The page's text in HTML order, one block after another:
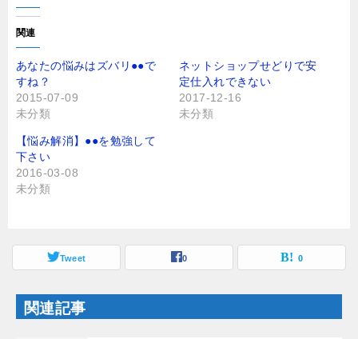
し
て
T
i
t
t
e
r
で
共
(
新
し
い
ウ
ィ
ン
き
す
共
有
る
に
リ
ッ
し
て
し
い
ウ
ン
ド
ウ
で
関連
あなたの悩みはズバリ●●で
すね？
2015-07-09
未分類
ネットショップせどりで安
定仕入れできない
2017-12-16
未分類
【悩み解消】●●を勉強して
下さい
2016-03-08
未分類
Tweet 0 0
関連記事